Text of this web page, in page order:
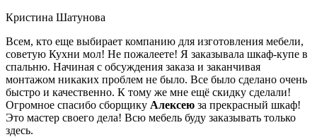
Кристина Шатунова
Всем, кто еще выбирает компанию для изготовления мебели,
советую Кухни мол! Не пожалеете! Я заказывала шкаф-купе в
спальню. Начиная с обсуждения заказа и заканчивая
монтажом никаких проблем не было. Все было сделано очень
быстро и качественно. К тому же мне ещё скидку сделали!
Огромное спасибо сборщику Алексею за прекрасный шкаф!
Это мастер своего дела! Всю мебель буду заказывать только
здесь.